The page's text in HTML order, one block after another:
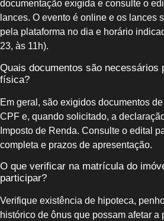
documentação exigida e consulte o
lances. O evento é online e os lances
pela plataforma no dia e horário
23, às 11h).
Quais documentos são necessários
física?
Em geral, são exigidos documentos
CPF e, quando solicitado, a
Imposto de Renda. Consulte o edital
completa e prazos de apresentação.
O que verificar na matrícula do
participar?
Verifique existência de hipoteca,
histórico de ônus que possam afetar a